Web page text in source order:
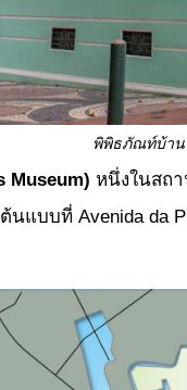
พิพิธภัณท์บ้าน
Museum) หนึ่งในสถ
แบบที่ Avenida da